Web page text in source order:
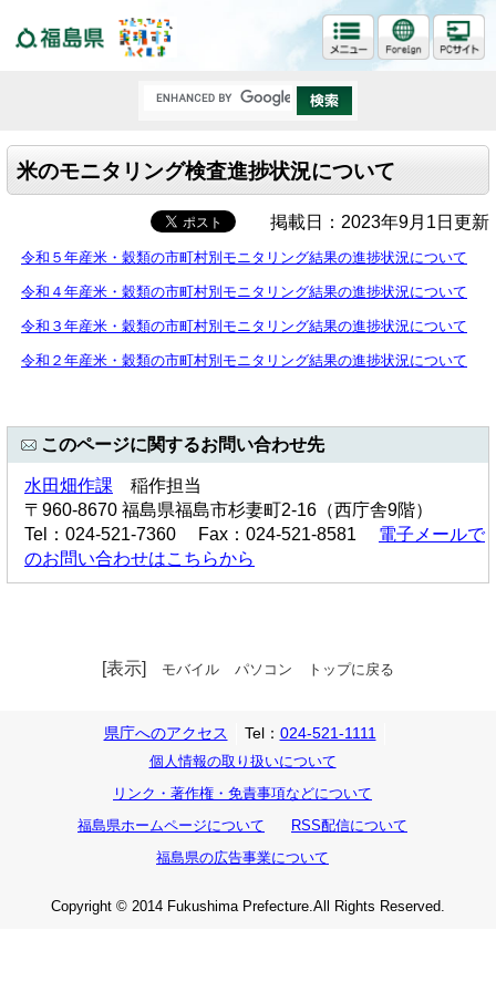
米のモニタリング検査進捗状況について
掲載日：2023年9月1日更新
令和５年産米・穀類の市町村別モニタリング結果の進捗状況について
令和４年産米・穀類の市町村別モニタリング結果の進捗状況について
令和３年産米・穀類の市町村別モニタリング結果の進捗状況について
令和２年産米・穀類の市町村別モニタリング結果の進捗状況について
このページに関するお問い合わせ先
水田畑作課 稲作担当
〒960-8670 福島県福島市杉妻町2-16（西庁舎9階）
Tel：024-521-7360 Fax：024-521-8581 電子メールで
のお問い合わせはこちらから
[表示] モバイル パソコン トップに戻る
県庁へのアクセス Tel： 024-521-1111
個人情報の取り扱いについて
リンク・著作権・免責事項などについて
福島県ホームページについて
RSS配信について
福島県の広告事業について
Copyright © 2014 Fukushima Prefecture.All Rights Reserved.